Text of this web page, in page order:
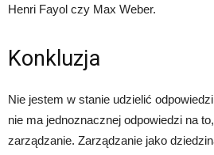
Henri Fayol czy Max Weber.
Konkluzja
Nie jestem w stanie udzielić
nie ma jednoznacznej odpowiedzi na
zarządzanie. Zarządzanie jako